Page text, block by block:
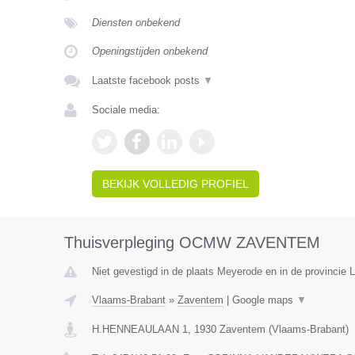
Diensten onbekend
Openingstijden onbekend
Laatste facebook posts ▼
Sociale media:
BEKIJK VOLLEDIG PROFIEL
Thuisverpleging OCMW ZAVENTEM
Niet gevestigd in de plaats Meyerode en in de provincie
Vlaams-Brabant» Zaventem Google maps ▼
H.HENNEAULAAN 1, 1930 Zaventem (Vlaams-Brabant)